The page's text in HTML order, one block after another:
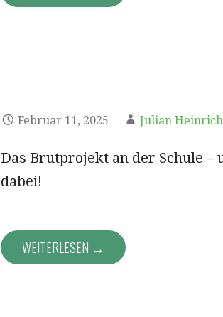
Februar 11, 2025 Julian
Das Brutprojekt an der Schule
dabei!
WEITERLESEN →